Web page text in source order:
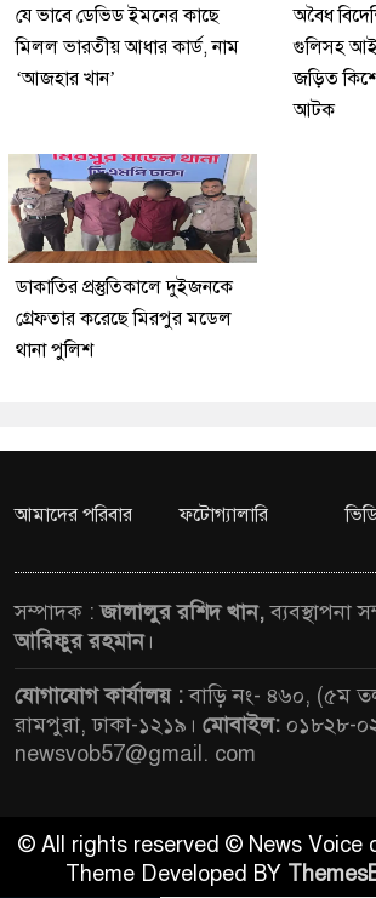
যে ভাবে ডেভিড ইমনের কাছে
মিলল ভারতীয় আধার কার্ড, নাম
‘আজহার খান’
অবৈধ
গুলিসহ
জড়িত
আটক
ডাকাতির প্রস্তুতিকালে দুইজনকে
গ্রেফতার করেছে মিরপুর মডেল
থানা পুলিশ
আমাদের পরিবার ফটোগ্যালারি
সম্পাদক :জালালুর রশিদ খান,ব্যবস্থাপনা
আরিফুর রহমান।
যোগাযোগ কার্যালয় :বাড়ি নং- ৪৬০, (৫ম
রামপুরা, ঢাকা-১২১৯। মোবাইল: ০১৮২৮-
newsvob57@gmail. com
© All rights reserved © News Voice
Theme Developed BY